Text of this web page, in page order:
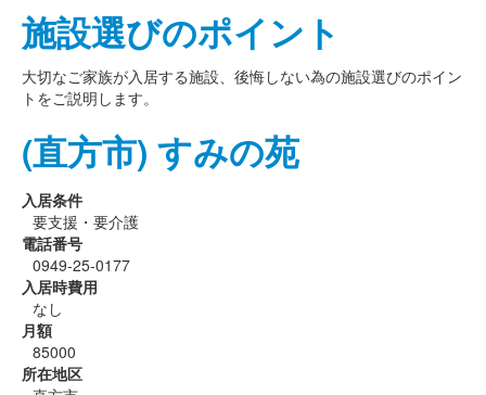
施設選びのポイント
大切なご家族が入居する施設、後悔しない為の施設選びのポイン
トをご説明します。
(直方市) すみの苑
入居条件
要支援・要介護
電話番号
0949-25-0177
入居時費用
なし
月額
85000
所在地区